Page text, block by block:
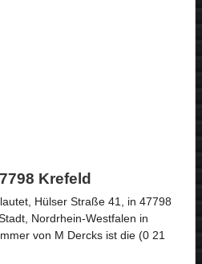
Krefeld
Hülser Straße 41, in 47798
Nordrhein-Westfalen in
von M Dercks ist die (0 21